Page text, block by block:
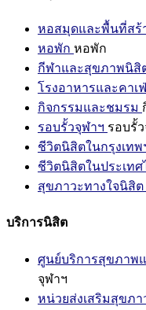
หอสมุดและพื้นที่สร้
หอพัก หอพัก
กีฬาและสุขภาพนิสิ
โรงอาหารและคาเฟ่
กิจกรรมและชมรม
รอบรั้วจุฬาฯ รอบรั้
ชีวิตนิสิตในกรุงเทพ
ชีวิตนิสิตในประเทศ
สุขภาวะทางใจนิสิต
บริการนิสิต
ศูนย์บริการสุขภาพ
จุฬาฯ
หน่วยส่งเสริมสุขภ